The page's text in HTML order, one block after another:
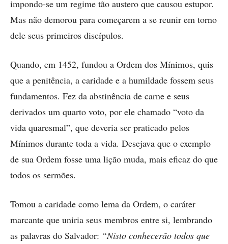
impondo-se um regime tão austero que cau­sou estupor.
Mas não demorou para começarem a se reunir em torno
dele seus primeiros discípulos.
Quando, em 1452, fundou a Ordem dos Mínimos, quis
que a penitência, a caridade e a humildade fossem seus
fundamentos. Fez da abstinência de carne e seus
derivados um quarto voto, por ele chamado “voto da
vida quaresmal”, que deveria ser praticado pelos
Mínimos durante toda a vida. Desejava que o exemplo
de sua Ordem fosse uma lição muda, mais eficaz do que
todos os sermões.
Tomou a caridade como lema da Ordem, o caráter
marcante que uniria seus membros entre si, lembrando
as palavras do Salvador: “Nisto conhecerão todos que